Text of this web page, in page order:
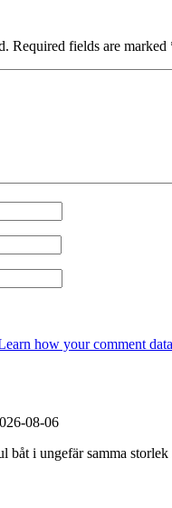
Required fields are marked
how your comment
08-06
båt i ungefär samma storlek